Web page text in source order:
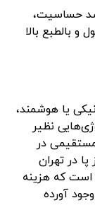
ضد حساسیت،
بالطبع بالا
یا هوشمند،
نظیر
در
پا در تهران
است که هزینه
آورده